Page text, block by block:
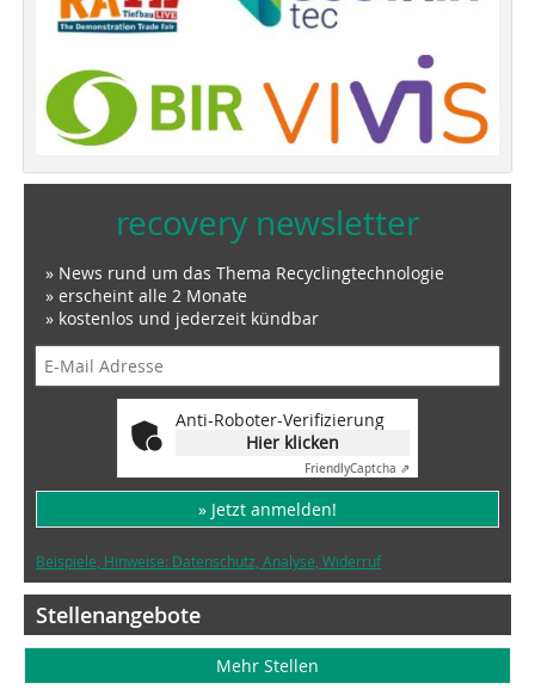
recovery newsletter
» News rund um das Thema Recyclingtechnologie
» erscheint alle 2 Monate
» kostenlos und jederzeit kündbar
Anti-Roboter-Verifizierung
Hier klicken
FriendlyCaptcha ⇗
» Jetzt anmelden!
Beispiele, Hinweise: Datenschutz, Analyse, Widerruf
Stellenangebote
Mehr Stellen